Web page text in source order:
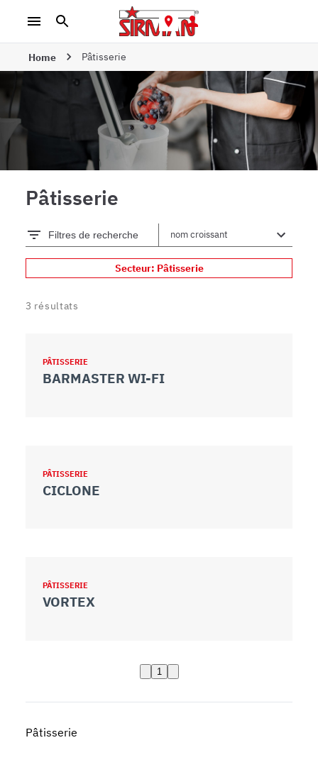
Home Pâtisserie
Pâtisserie
Filtres de recherche
Secteur: Pâtisserie
3 résultats
PÂTISSERIE
BARMASTER WI-FI
PÂTISSERIE
CICLONE
PÂTISSERIE
VORTEX
1
Pâtisserie